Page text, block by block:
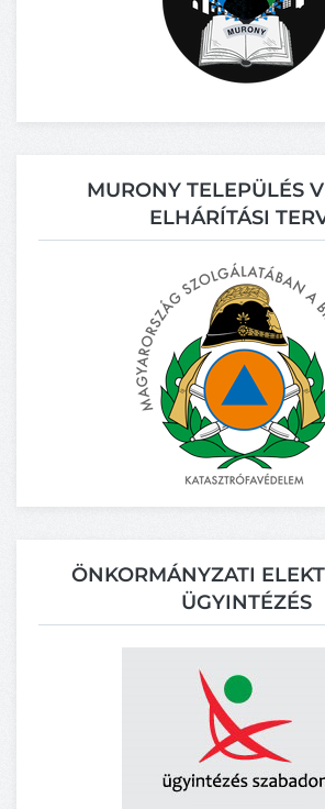
MURONY TELEPÜLÉS
ELHÁRÍTÁSI
ÖNKORMÁNYZATI
ÜGYINTÉZÉS